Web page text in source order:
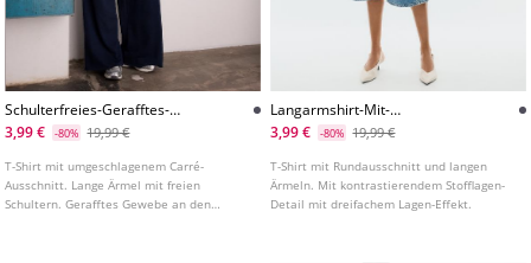
Schulterfreies-Gerafftes-
Tshirt-Mit-Streifen
3,99 € -80% 19,99 €
T-Shirt mit umgeschlagenem Carré-
Ausschnitt. Lange Ärmel mit freien
Schultern. Gerafftes Gewebe an den
Langarmshirt-Mit-
Dreifacheffekt
3,99 € -80% 19,99 €
T-Shirt mit Rundausschnitt und langen
Ärmeln. Mit kontrastierendem Stofflagen-
Detail mit dreifachem Lagen-Effekt.